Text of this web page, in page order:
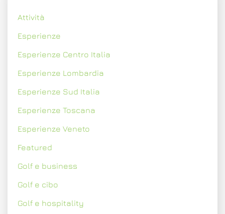
Attività
Esperienze
Esperienze Centro Italia
Esperienze Lombardia
Esperienze Sud Italia
Esperienze Toscana
Esperienze Veneto
Featured
Golf e business
Golf e cibo
Golf e hospitality